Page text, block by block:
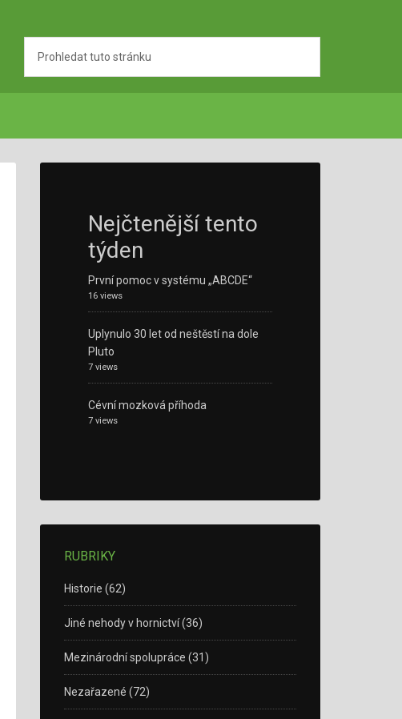
Nejčtenější tento
týden
První pomoc v systému „ABCDE“
16 views
Uplynulo 30 let od neštěstí na dole
Pluto
7 views
Cévní mozková příhoda
7 views
RUBRIKY
Historie (62)
Jiné nehody v hornictví(36)
Mezinárodní spolupráce (31)
Nezařazené (72)